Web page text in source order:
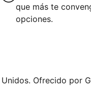
que más te
opciones.
Ofrecido por